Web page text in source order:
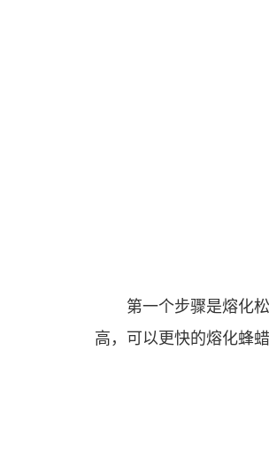
第一个步骤是熔化
高，可以更快的熔化蜂